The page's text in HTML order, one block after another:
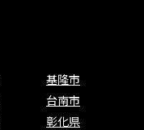
基隆市
台南市
彰化県